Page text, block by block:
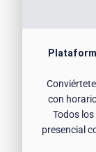
con
Todos
presencial